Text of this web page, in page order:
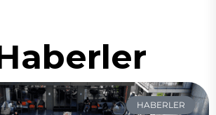
HABERLER